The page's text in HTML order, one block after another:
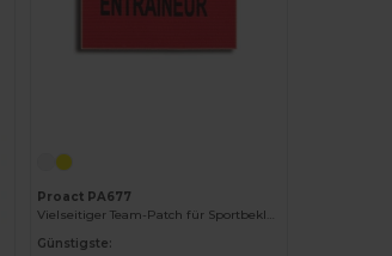
Proact PA677
Vielseitiger Team-Patch für Sportbekleidung
Günstigste: